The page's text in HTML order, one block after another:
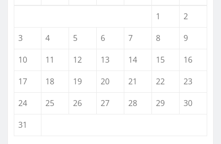
1
2
3
4 5 6 7 8
9
10
11 12 13 14 15
16
17
18 19 20 21 22
23
24
25 26 27 28 29
30
31